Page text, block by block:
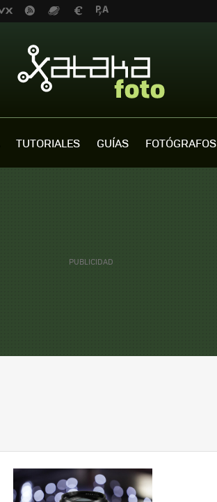
TUTORIALES GUÍAS FOTÓGRAFOS